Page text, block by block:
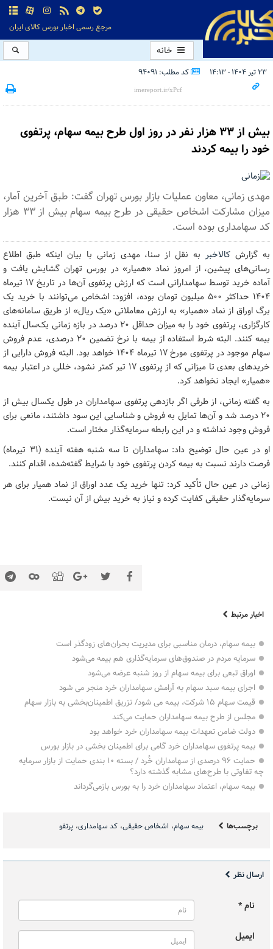
مرجع رسمی اخبار بورس کالای ایران
خانه
۲۳ تیر ۱۴۰۴ - ۱۴:۱۳ کد مطلب: 94091
بیش از ۳۳ هزار نفر در روز اول طرح بیمه سهام، پرتفوی
خود را بیمه کردند
مهدی زمانی، معاون عملیات بازار بورس تهران گفت: طبق آخرین آمار،
میزان مشارکت اشخاص حقیقی در طرح بیمه سهام بیش از ۳۳ هزار
کد سهامداری بوده است.
به گزارش کالاخبر به نقل از سنا، مهدی زمانی با بیان اینکه طبق اطلاع
رسانی‌های پیشین، از امروز نماد «همیار» در بورس تهران گشایش یافت و
آماده خرید توسط سهامدارانی است که ارزش پرتفوی آن‌ها در تاریخ ۱۷ تیرماه
۱۴۰۴ حداکثر ۵۰۰ میلیون تومان بوده، افزود: اشخاص می‌توانند با خرید یک
برگ اوراق از نماد «همیار» به ارزش معاملاتی «یک ریال» از طریق سامانه‌های
کارگزاری، پرتفوی خود را به میزان حداقل ۲۰ درصد در بازه زمانی یک‌سال آینده
بیمه کنند. البته شرط استفاده از بیمه با نرخ تضمین ۲۰ درصدی، عدم فروش
سهام موجود در پرتفوی مورخ ۱۷ تیرماه ۱۴۰۴ خواهد بود. البته فروش دارایی از
خریدهای بعدی تا میزانی که از پرتفوی ۱۷ تیر کمتر نشود، خللی در اعتبار بیمه
«همیار» ایجاد نخواهد کرد.
به گفته زمانی، از طرفی اگر بازدهی پرتفوی سهامداران در طول یکسال بیش از
۲۰ درصد شد و آن‌ها تمایل به فروش و شناسایی این سود داشتند، مانعی برای
فروش وجود نداشته و در این رابطه سرمایه‌گذار مختار است.
او در عین حال توضیح داد: سهامداران تا سه شنبه هفته آینده (۳۱ تیرماه)
فرصت دارند نسبت به بیمه کردن پرتفوی خود با شرایط گفته‌شده، اقدام کنند.
زمانی در عین حال تأکید کرد: تنها خرید یک عدد اوراق از نماد همیار برای هر
سرمایه‌گذار حقیقی کفایت کرده و نیاز به خرید بیش از آن نیست.
اخبار مرتبط
بیمه سهام، درمان مناسبی برای مدیریت بحران‌های زودگذر است
سرمایه مردم در صندوق‌های سرمایه‌گذاری هم بیمه می‌شود
اوراق تبعی برای بیمه سهام از روز شنبه عرضه می‌شود
اجرای بیمه سبد سهام به آرامش سهامداران خرد منجر می شود
قیمت سهام ۱۵ شرکت، بیمه می شود/ تزریق اطمینان‌بخشی به بازار سهام
مجلس از طرح بیمه سهامداران حمایت می‌کند
دولت ضامن تعهدات بیمه سهامداران خرد خواهد بود
بیمه پرتفوی سهامداران خرد گامی برای اطمینان بخشی در بازار بورس
حمایت ۹۶ درصدی از سهامداران خُرد / بسته ۱۰ بندی حمایت از بازار سرمایه
چه تفاوتی با طرح‌های مشابه گذشته دارد؟
بیمه سهام، اعتماد سهامداران خرد را به بورس بازمی‌گرداند
برچسب‌ها بیمه سهام اشخاص حقیقی کد سهامداری پرتفو
ارسال نظر
نام *
ایمیل